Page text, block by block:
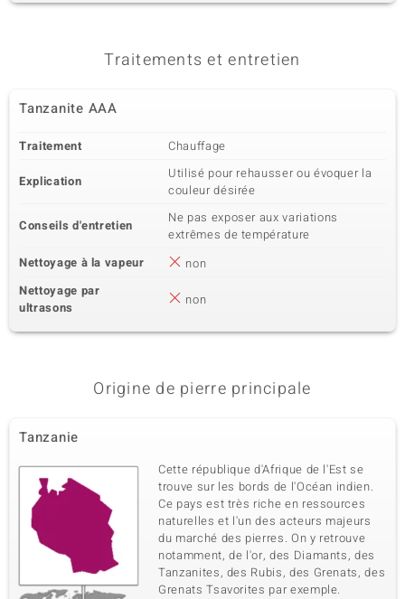
Traitements et entretien
Tanzanite AAA
Traitement Chauffage
Explication
Utilisé pour rehausser ou évoquer la
couleur désirée
Conseils d'entretien
Ne pas exposer aux variations
extrêmes de température
Nettoyage à la vapeur
non
Nettoyage par
ultrasons
non
Origine de pierre principale
Tanzanie
Cette république d'Afrique de l'Est se
trouve sur les bords de l'Océan indien.
Ce pays est très riche en ressources
naturelles et l'un des acteurs majeurs
du marché des pierres. On y retrouve
notamment, de l'or, des Diamants, des
Tanzanites, des Rubis, des Grenats, des
Grenats Tsavorites par exemple.